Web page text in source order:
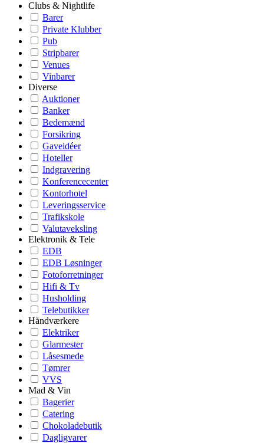
Clubs & Nightlife
Barer
Private Klubber
Pub
Stripbarer
Venues
Vinbarer
Diverse
Auktioner
Banker
Bedemænd
Forsikring
Gaveidéer
Hoteller
Indgravering
Konferencecenter
Kontorhotel
Leveringsservice
Trafikskole
Valutaveksling
Elektronik & Tele
EDB
EDB Løsninger
Fotoforretninger
Hifi & Tv
Husholding
Telebutikker
Håndværkere
Elektriker
Glarmester
Låsesmede
Tømrer
VVS
Mad & Vin
Bagerier
Catering
Chokoladebutik
Dagligvarer